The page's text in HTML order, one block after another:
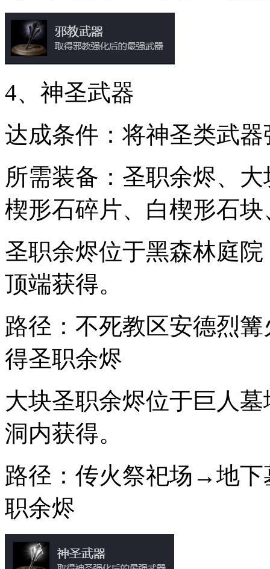
4、神圣武器
达成条件：将神圣类武
所需装备：圣职余烬、
楔形石碎片、白楔形石
圣职余烬位于黑森林庭
顶端获得。
路径：不死教区安德烈
得圣职余烬
大块圣职余烬位于巨人
洞内获得。
路径：传火祭祀场→地
职余烬